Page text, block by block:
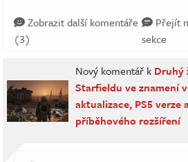
Zobrazit další komentáře
(3)
Přejít
sekce
Nový komentář k Druhý
Starfieldu ve znamení
aktualizace, PS5 verze
příběhového rozšíření